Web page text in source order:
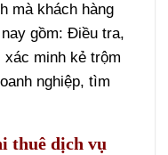
mà khách hàng
gồm: Điều tra,
minh kẻ trộm
nghiệp, tìm
thuê dịch vụ